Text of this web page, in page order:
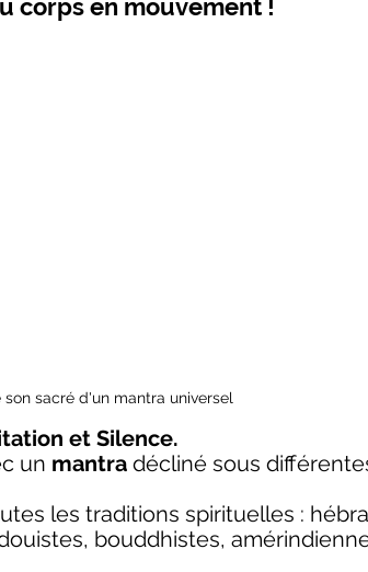
corps en mouvement !
son sacré d'un mantra universel
et Silence.
un mantra décliné sous
les traditions spirituelles :
bouddhistes,